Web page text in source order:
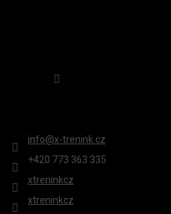
info@x-trenink.cz
+420 ‭773 363 335
xtreninkcz
xtreninkcz